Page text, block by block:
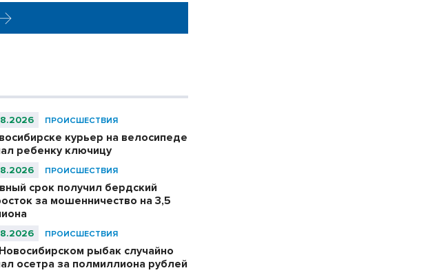
ПРОИСШЕСТВИЯ
курьер на велосипеде
ребенку ключицу
ПРОИСШЕСТВИЯ
срок получил бердский
за мошенничество на 3,5
ПРОИСШЕСТВИЯ
рыбак случайно
осетра за полмиллиона рублей